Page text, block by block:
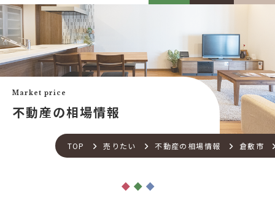
カスケって？
カスケホームグループ
買いたい
中古×RF(リノベ)
新築建売購入サポート
不動産流通の仕組み
住宅ローンサポート
お客様の声
みんなの不動産小話
中古リフォーム事例
店舗紹介
スタッフ紹介
TOP 売りたい 不動産の相場情報 倉敷市
Market price
不動産の相場情報